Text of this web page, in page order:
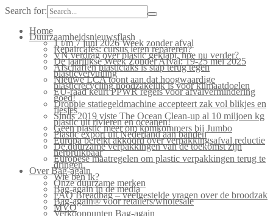
Search for:
Home
Duurzaamheidsnieuwsflash
1 t/m 7 juni 2026 Week zonder afval
Repaircafés: cursus leren repareren?
VN verdrag over plastic geklapt, hoe nu verder?
De jaarlijkse Week Zonder Afval: 19-25 mei 2025
Afschaffen plastictaks is stap terug tegen
plasticvervuiling
Nieuwe LCA toont aan dat hoogwaardige
plasticrecycling noodzakelijk is voor klimaatdoelen
EU-raad keurt PPWR regels voor afvalvermindering
goed!
Droppie statiegeldmachine accepteert zak vol blikjes en
flesjes
Sinds 2019 viste The Ocean Clean-up al 10 miljoen kg
plastic uit rivieren en oceanen!
Geen plastic meer om komkommers bij Jumbo
Plastic export uit Nederland aan banden
Europa bereikt akkoord over verpakkingsafval reductie
De duurzame verpakkingen van de toekomst zijn
herbruikbaar
Europese maatregelen om plastic verpakkingen terug te
dringen.
Over Bag-again
Wie ben ik?
Onze duurzame merken
Bag-again in de media
FAQ Breadbag – veelgestelde vragen over de broodzak
Bag-again® voor retailers/wholesale
MVO
Verkooppunten Bag-again